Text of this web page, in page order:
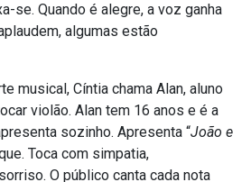
se. Quando é alegre, a voz ganha
algumas estão
musical, Cíntia chama Alan, aluno
violão. Alan tem 16 anos e é a
sozinho. Apresenta “João e
Toca com simpatia,
O público canta cada nota